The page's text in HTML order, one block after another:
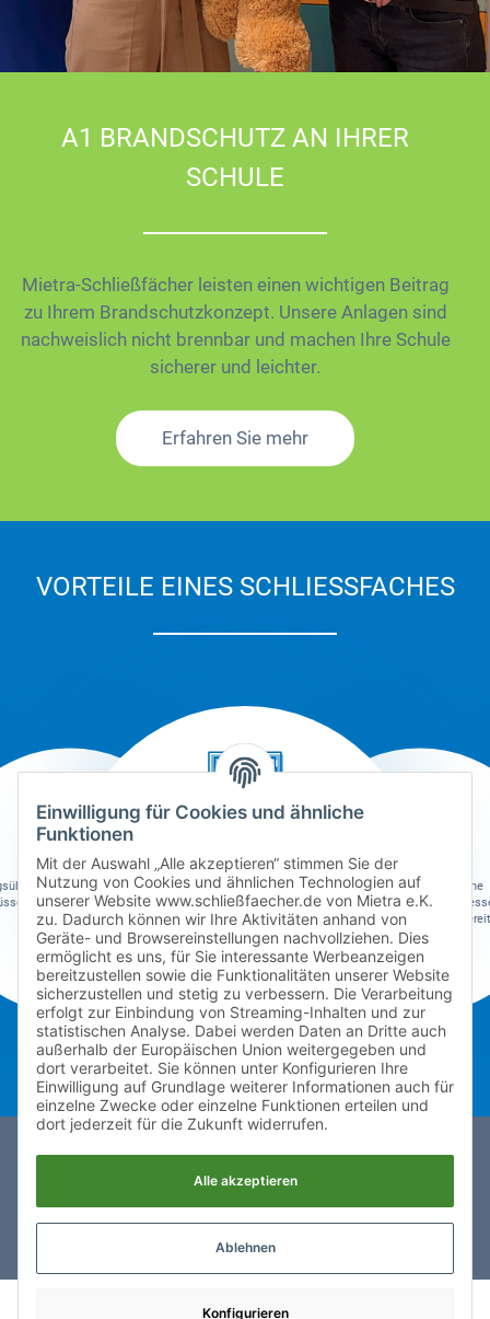
A1 BRANDSCHUTZ AN IHRER
SCHULE
Mietra-Schließfächer leisten einen wichtigen Beitrag
zu Ihrem Brandschutzkonzept. Unsere Anlagen sind
nachweislich nicht brennbar und machen Ihre Schule
sicherer und leichter.
Erfahren Sie mehr
VORTEILE EINES SCHLIESSFACHES
nicht mehr alles tragen
und somit den Rücken
entlasten.
Handy, Portemonnaie, Sportsachen
sowie persönliche Dinge sind sicher
verschlossen.
Zu Hause werden keine
Arbeitsmaterialien mehr
die Bücher sind immer
Schule.
Impressum Datenschutz AGB
Über Mietra
Einwilligung für Cookies und ähnliche
Funktionen
Mit der Auswahl „Alle akzeptieren“ stimmen Sie der
Nutzung von Cookies und ähnlichen Technologien auf
unserer Website www.schließfaecher.de von Mietra e.K.
zu. Dadurch können wir Ihre Aktivitäten anhand von
Geräte- und Browsereinstellungen nachvollziehen. Dies
ermöglicht es uns, für Sie interessante Werbeanzeigen
bereitzustellen sowie die Funktionalitäten unserer Website
sicherzustellen und stetig zu verbessern. Die Verarbeitung
erfolgt zur Einbindung von Streaming-Inhalten und zur
statistischen Analyse. Dabei werden Daten an Dritte auch
außerhalb der Europäischen Union weitergegeben und
dort verarbeitet. Sie können unter Konfigurieren Ihre
Einwilligung auf Grundlage weiterer Informationen auch für
einzelne Zwecke oder einzelne Funktionen erteilen und
dort jederzeit für die Zukunft widerrufen.
Alle akzeptieren
Ablehnen
Konfigurieren